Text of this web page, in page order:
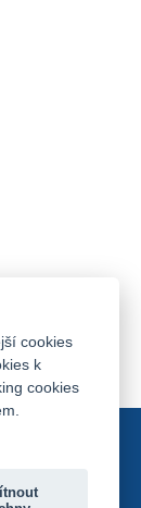
cookies
k
cookies